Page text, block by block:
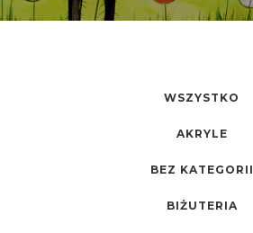
WSZYSTKO
AKRYLE
BEZ KATEGORII
BIŻUTERIA